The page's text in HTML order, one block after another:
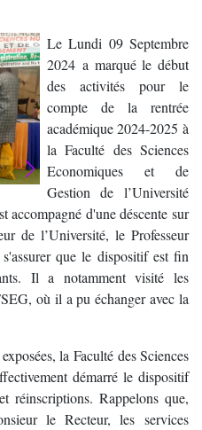
Le Lundi 09 Septembre
2024 a marqué le début
des activités pour le
compte de la rentrée
académique 2024-2025 à
la Faculté des Sciences
Economiques et de
Gestion de l’Université
accompagné d'une déscente sur
de l’Université, le Professeur
que le dispositif est fin
Il a notamment visité les
où il a pu échanger avec la
la Faculté des Sciences
démarré le dispositif
réinscriptions. Rappelons que,
le Recteur, les services